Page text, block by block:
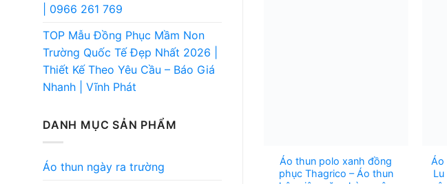
| 0966 261 769
TOP Mẫu Đồng Phục Mầm Non
Trường Quốc Tế Đẹp Nhất 2026 |
Thiết Kế Theo Yêu Cầu – Báo Giá
Nhanh | Vĩnh Phát
DANH MỤC SẢN PHẨM
Áo thun ngày ra trường
Áo thun polo xanh đồng
phục Thagrico – Áo thun
Áo